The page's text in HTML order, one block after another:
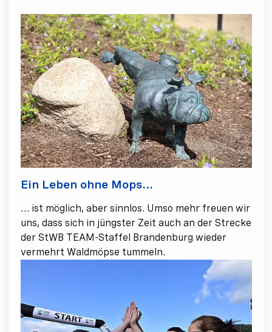
Ein Leben ohne Mops…
… ist möglich, aber sinnlos. Umso mehr freuen wir
uns, dass sich in jüngster Zeit auch an der Strecke
der StWB TEAM-Staffel Brandenburg wieder
vermehrt Waldmöpse tummeln.